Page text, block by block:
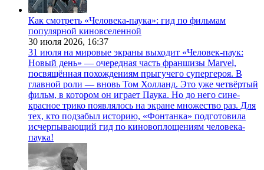
Как смотреть «Человека-паука»: гид по фильмам
популярной киновселенной
30 июля 2026, 16:37
31 июля на мировые экраны выходит «Человек-паук:
Новый день» — очередная часть франшизы Marvel,
посвящённая похождениям прыгучего супергероя. В
главной роли — вновь Том Холланд. Это уже четвёртый
фильм, в котором он играет Паука. Но до него сине-
красное трико появлялось на экране множество раз. Для
тех, кто подзабыл историю, «Фонтанка» подготовила
исчерпывающий гид по киновоплощениям человека-
паука!